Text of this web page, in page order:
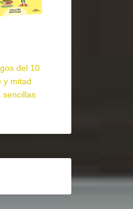
del 10
y mitad
sencillas